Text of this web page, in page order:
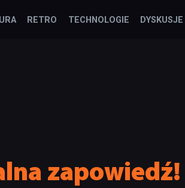
RETRO TECHNOLOGIE DYSKUSJE